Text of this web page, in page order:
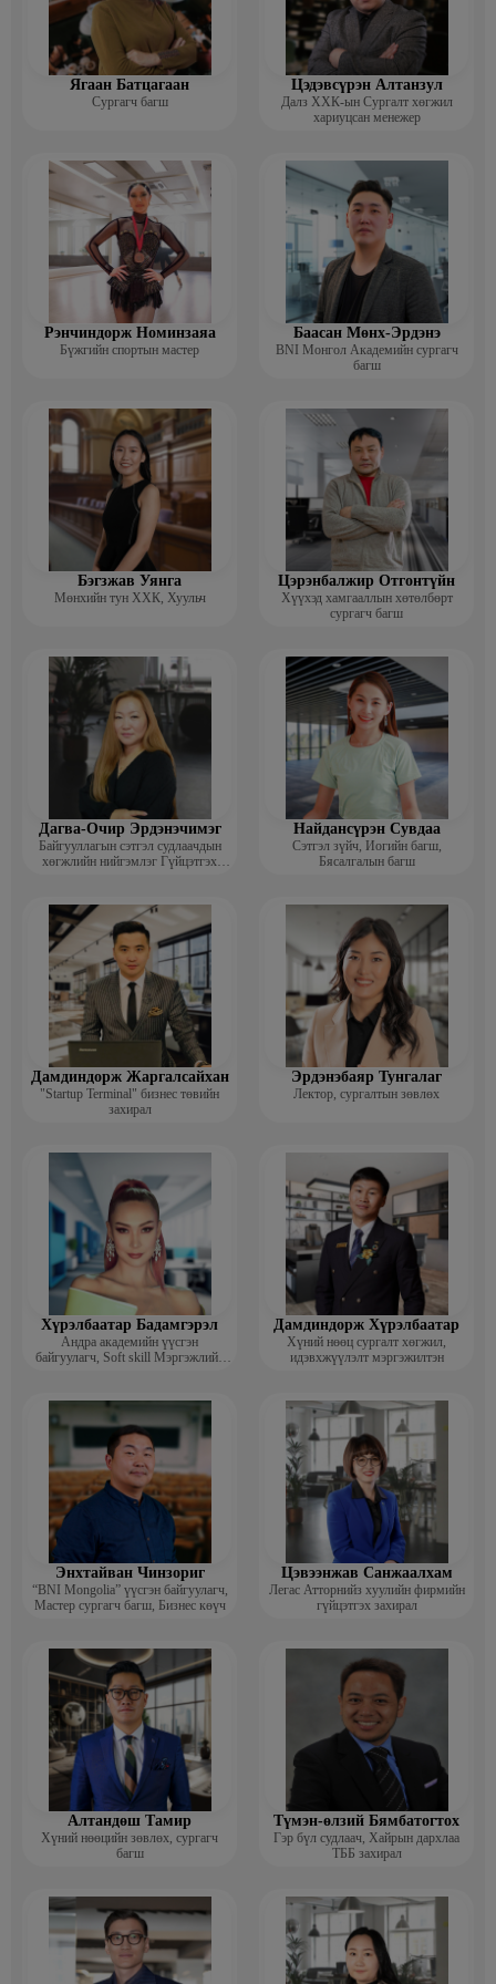
Ягаан Батцагаан
Сургагч багш
Цэдэвсүрэн Алтанзул
Далз ХХК-ын Сургалт хөгжил
хариуцсан менежер
Рэнчиндорж Номинзаяа
Бүжгийн спортын мастер
Баасан Мөнх-Эрдэнэ
BNI Монгол Академийн сургагч
багш
Бэгзжав Уянга
Мөнхийн тун ХХК, Хуульч
Цэрэнбалжир Отгонтүйн
Хүүхэд хамгааллын хөтөлбөрт
сургагч багш
Дагва-Очир Эрдэнэчимэг
Байгууллагын сэтгэл судлаачдын
хөгжлийн нийгэмлэг Гүйцэтгэх
Найдансүрэн Сувдаа
Сэтгэл зүйч, Иогийн багш,
Бясалгалын багш
Дамдиндорж Жаргалсайхан
"Startup Terminal" бизнес төвийн
захирал
Эрдэнэбаяр Тунгалаг
Лектор, сургалтын зөвлөх
Хүрэлбаатар Бадамгэрэл
Андра академийн үүсгэн
байгуулагч, Soft skill Мэргэжлийн
Дамдиндорж Хүрэлбаатар
Хүний нөөц сургалт хөгжил,
идэвхжүүлэлт мэргэжилтэн
Энхтайван Чинзориг
“BNI Mongolia” үүсгэн байгуулагч,
Мастер сургагч багш, Бизнес көүч
Цэвээнжав Санжаалхам
Легас Атторнийз хуулийн фирмийн
гүйцэтгэх захирал
Алтандөш Тамир
Хүний нөөцийн зөвлөх, сургагч
багш
Түмэн-өлзий Бямбатогтох
Гэр бүл судлаач, Хайрын дархлаа
ТББ захирал